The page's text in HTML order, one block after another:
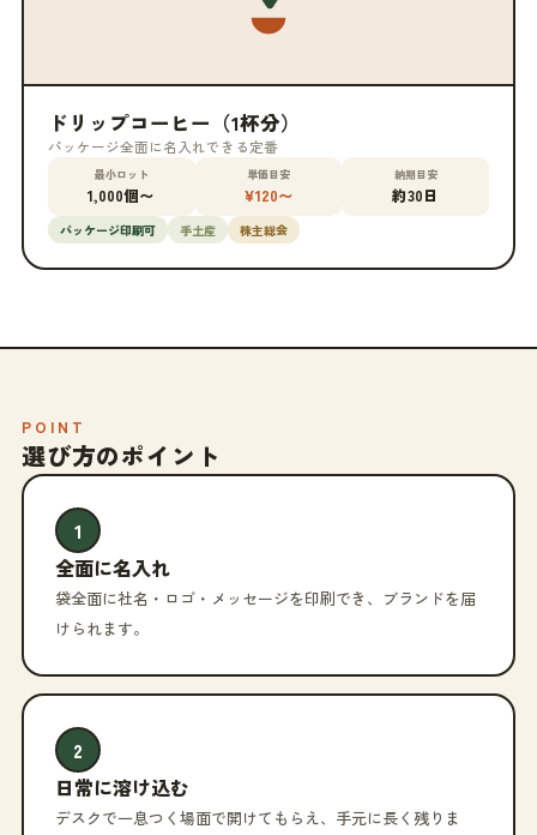
ドリップコーヒー（1杯分）
パッケージ全面に名入れできる定番
最小ロット
1,000個〜
単価目安
¥120〜
納期目安
約30日
パッケージ印刷可 手土産 株主総会
POINT
選び方のポイント
1
全面に名入れ
袋全面に社名・ロゴ・メッセージを印刷でき、ブランドを届
けられます。
2
日常に溶け込む
デスクで一息つく場面で開けてもらえ、手元に長く残りま